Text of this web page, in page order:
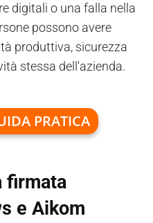
digitali o una falla nella
possono avere
produttiva, sicurezza
stessa dell'azienda.
PRATICA
firmata
e Aikom